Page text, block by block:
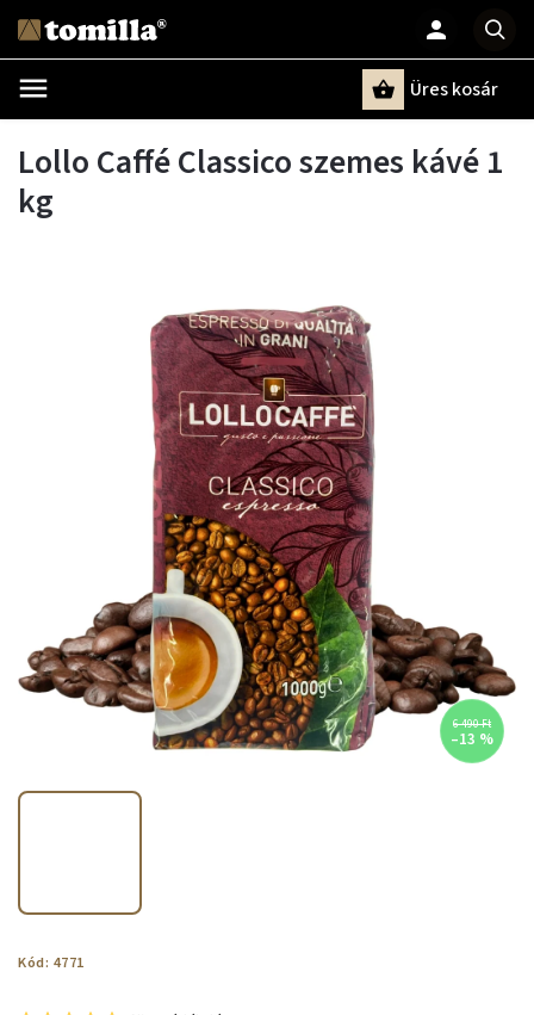
Üres kosár
Lollo Caffé Classico szemes kávé 1
kg
6 490 Ft
–13 %
Kód: 4771